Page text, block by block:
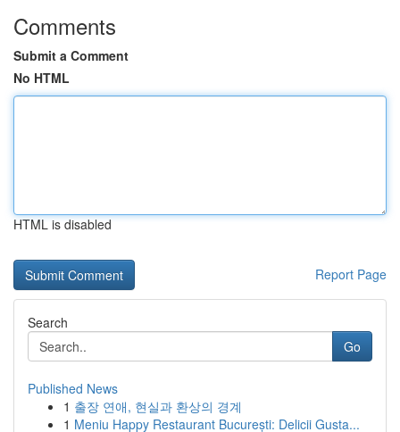
Comments
Submit a Comment
No HTML
HTML is disabled
Report Page
Search
Go
Published News
1 출장 연애, 현실과 환상의 경계
1 Meniu Happy Restaurant București: Delicii Gusta...